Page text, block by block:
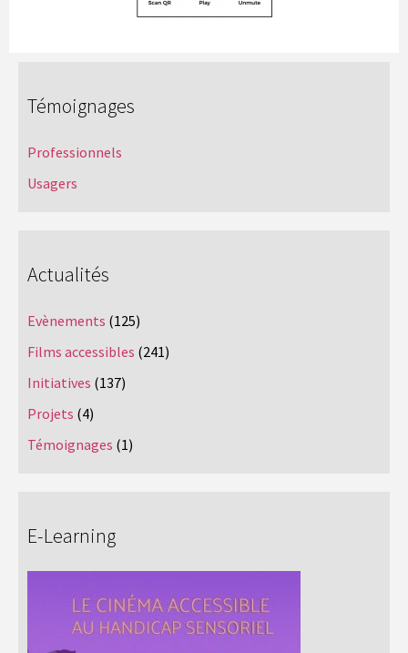
Témoignages
Professionnels
Usagers
Actualités
Evènements (125)
Films accessibles (241)
Initiatives (137)
Projets (4)
Témoignages (1)
E-Learning